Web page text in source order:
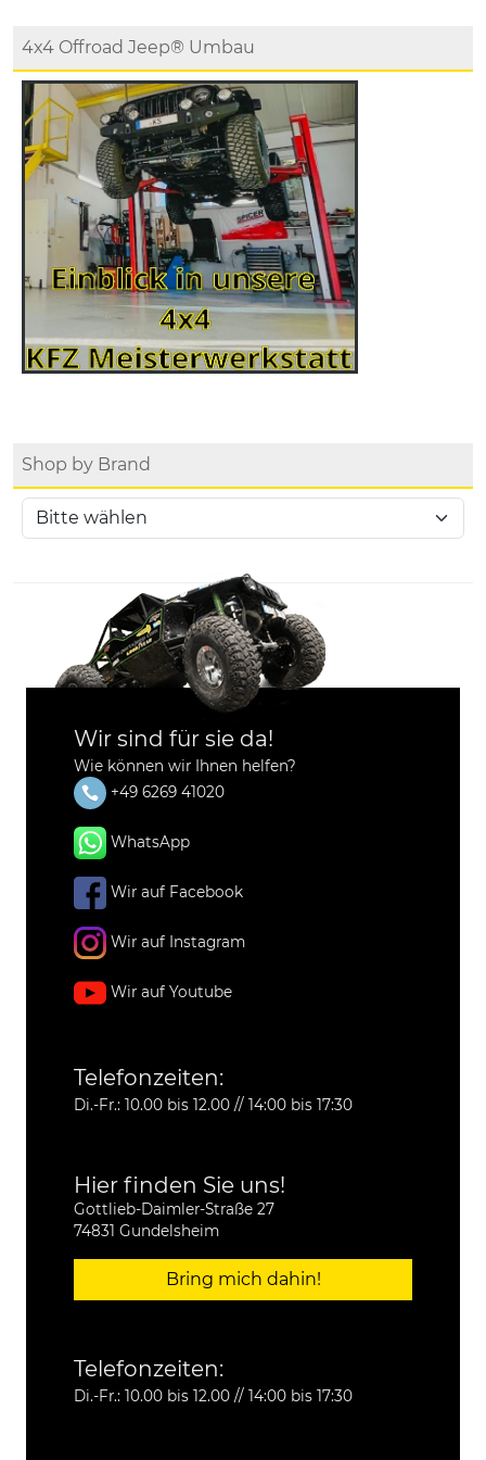
4x4 Offroad Jeep® Umbau
Shop by Brand
Wir sind für sie da!
Wie können wir Ihnen helfen?
+49 6269 41020
WhatsApp
Wir auf Facebook
Wir auf Instagram
Wir auf Youtube
Telefonzeiten:
Di.-Fr.: 10.00 bis 12.00 // 14:00 bis 17:30
Hier finden Sie uns!
Gottlieb-Daimler-Straße 27
74831 Gundelsheim
Bring mich dahin!
Telefonzeiten:
Di.-Fr.: 10.00 bis 12.00 // 14:00 bis 17:30